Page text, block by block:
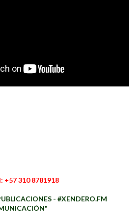
+57 310 8781918
- #XENDERO.FM